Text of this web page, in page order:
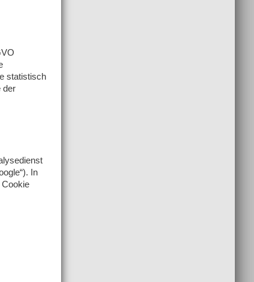
statistisch
der
In